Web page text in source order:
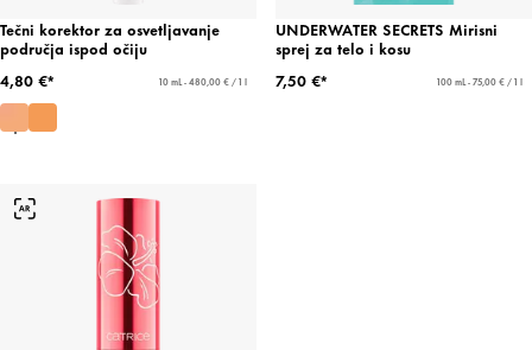
Tečni korektor za osvetljavanje
područja ispod očiju
4,80 €*
10 mL - 480,00 € / 1 l
UNDERWATER SECRETS Mirisni
sprej za telo i kosu
7,50 €*
100 mL - 75,00 € / 1 l